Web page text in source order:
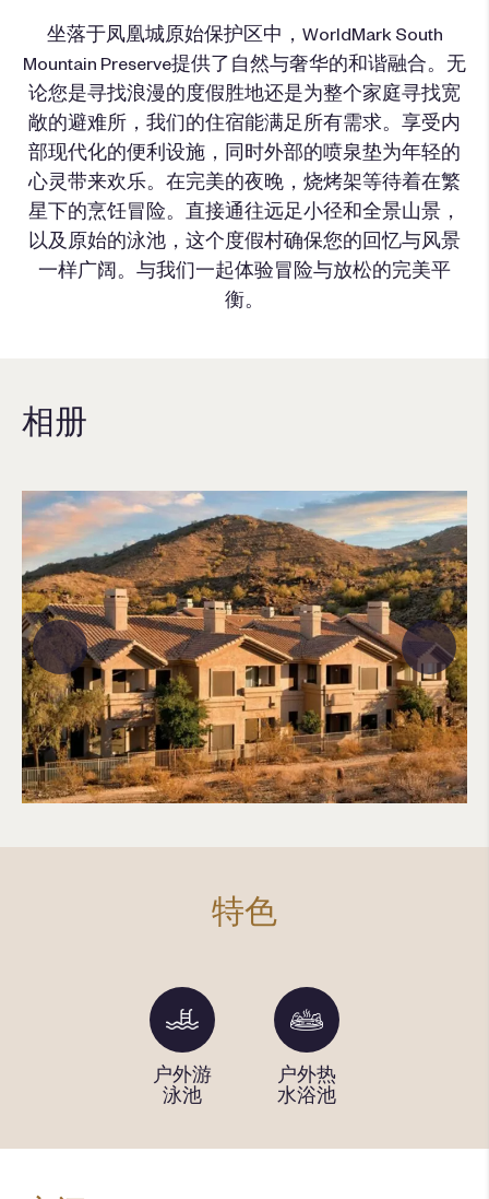
坐落于凤凰城原始保护区中，WorldMark South
Mountain Preserve提供了自然与奢华的和谐融合。无
论您是寻找浪漫的度假胜地还是为整个家庭寻找宽
敞的避难所，我们的住宿能满足所有需求。享受内
部现代化的便利设施，同时外部的喷泉垫为年轻的
心灵带来欢乐。在完美的夜晚，烧烤架等待着在繁
星下的烹饪冒险。直接通往远足小径和全景山景，
以及原始的泳池，这个度假村确保您的回忆与风景
一样广阔。与我们一起体验冒险与放松的完美平
衡。
相册
特色
户外游
泳池
户外热
水浴池